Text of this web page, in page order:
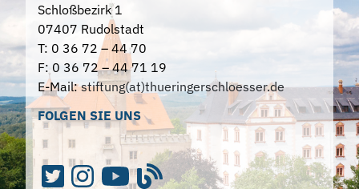
Schloßbezirk 1
07407 Rudolstadt
T: 0 36 72 – 44 70
F: 0 36 72 – 44 71 19
E-Mail:stiftung(at)thueringerschloesser.de
FOLGEN SIE UNS